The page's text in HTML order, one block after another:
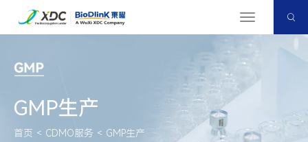
切
换
导
GMP生产
首页 < CDMO服务 < GMP生产